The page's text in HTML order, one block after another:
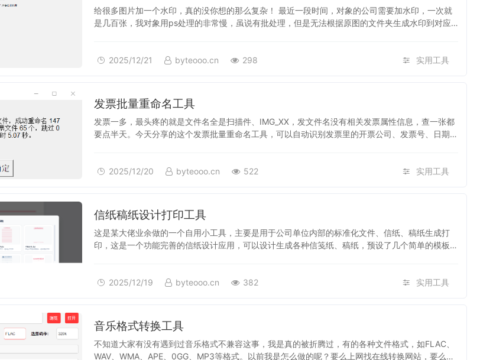
给很多图片加一个水印，真的没你想的那么复杂！ 最近一段时间，对象的公司需要加水印，一次就
是几百张，我对象用ps处理的非常慢，虽说有批处理，但是无法根据原图的文件夹生成水印到对应
实用工具
2025/12/21 byteooo.cn 298
2025/12/20
发票批量重命名工具
发票一多，最头疼的就是文件名全是扫描件、IMG_XX，发文件名没有相关发票属性信息，查一张都
要点半天。今天分享的这个发票批量重命名工具，可以自动识别发票里的开票公司、发票号、日期、
实用工具
2025/12/20 byteooo.cn 522
2025/12/19
信纸稿纸设计打印工具
这是某大佬业余做的一个自用小工具，主要是用于公司单位内部的标准化文件、信纸、稿纸生成打
印，这是一个功能完善的信纸设计应用，可以设计生成各种信笺纸、稿纸，预设了几个简单的模板，
实用工具
2025/12/19 byteooo.cn 382
2025/12/18
音乐格式转换工具
不知道大家有没有遇到过音乐格式不兼容这事，我是真的被折腾过，有的各种文件格式，如FLAC、
WAV、WMA、APE、0GG、MP3等格式。以前我是怎么做的呢？要么上网找在线转换网站，要么就